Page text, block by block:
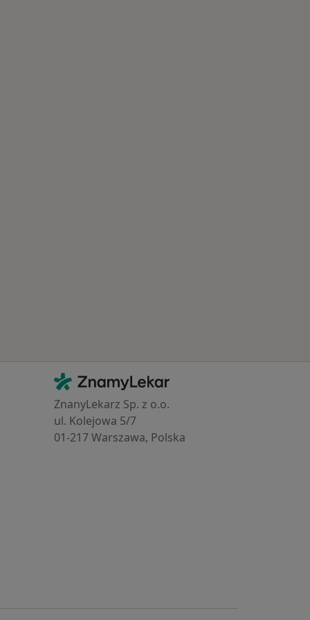
Kontakt
ZnamyLekar - Hlavní stránka
ZnanyLekarz Sp. z o.o.
ul. Kolejowa 5/7
01-217 Warszawa, Polska